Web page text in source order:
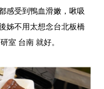
感受到鴨血滑嫩，啾吸
姊不用太想念台北板橋
室 台南 就好。